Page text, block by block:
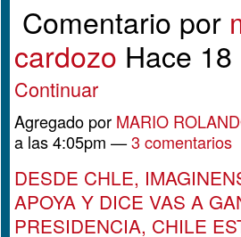
Comentario por
cardozo Hace
Continuar
Agregado por MARIO
a las 4:05pm —3 comentarios
DESDE CHLE,
APOYA Y DICE VAS A
PRESIDENCIA, CHILE